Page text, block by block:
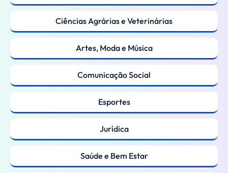
Ciências Agrárias e Veterinárias
Artes, Moda e Música
Comunicação Social
Esportes
Jurídica
Saúde e Bem Estar